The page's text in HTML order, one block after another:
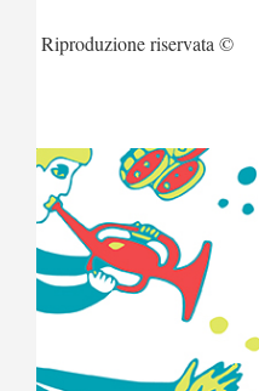
Riproduzione riservata ©